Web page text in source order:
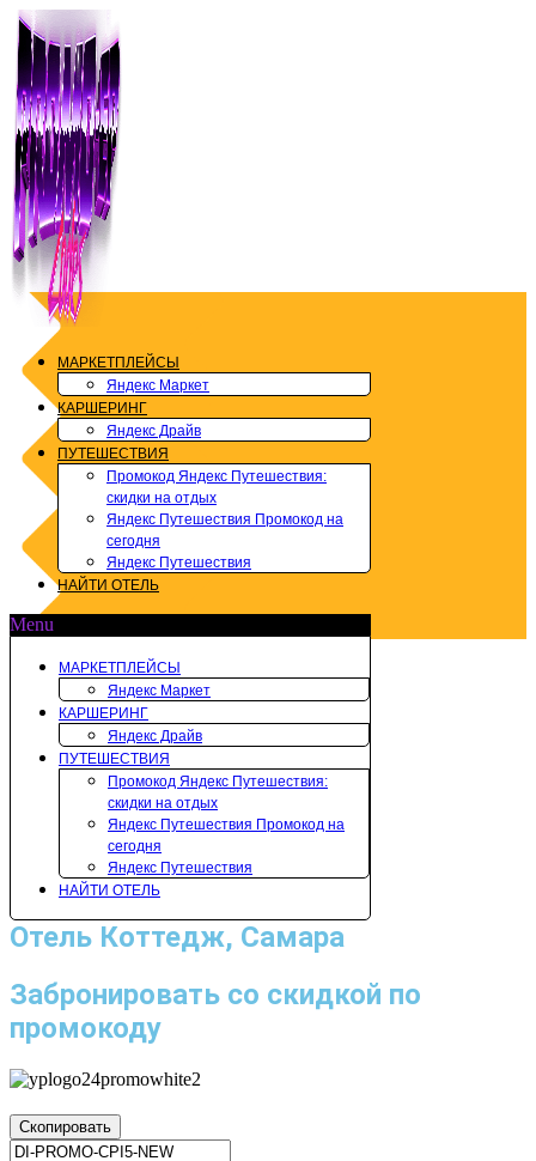
Перейти
содержимому
МАРКЕТПЛЕЙСЫ
Яндекс Маркет
КАРШЕРИНГ
Яндекс Драйв
ПУТЕШЕСТВИЯ
Промокод Яндекс Путешествия:
скидки на отдых
Яндекс Путешествия Промокод на
сегодня
Яндекс Путешествия
НАЙТИ ОТЕЛЬ
Menu
МАРКЕТПЛЕЙСЫ
Яндекс Маркет
КАРШЕРИНГ
Яндекс Драйв
ПУТЕШЕСТВИЯ
Промокод Яндекс Путешествия:
скидки на отдых
Яндекс Путешествия Промокод на
сегодня
Яндекс Путешествия
НАЙТИ ОТЕЛЬ
Отель Коттедж, Самара
Забронировать со скидкой по
промокоду
Скопировать